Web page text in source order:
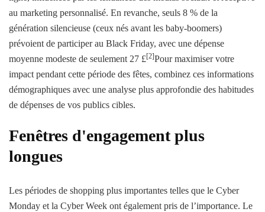
au marketing personnalisé. En revanche, seuls 8 % de la
génération silencieuse (ceux nés avant les baby-boomers)
prévoient de participer au Black Friday, avec une dépense
moyenne modeste de seulement 27 £[2]Pour maximiser votre
impact pendant cette période des fêtes, combinez ces informations
démographiques avec une analyse plus approfondie des habitudes
de dépenses de vos publics cibles.
Fenêtres d'engagement plus
longues
Les périodes de shopping plus importantes telles que le Cyber ​​
Monday et la Cyber ​​Week ont ​​également pris de l’importance. Le